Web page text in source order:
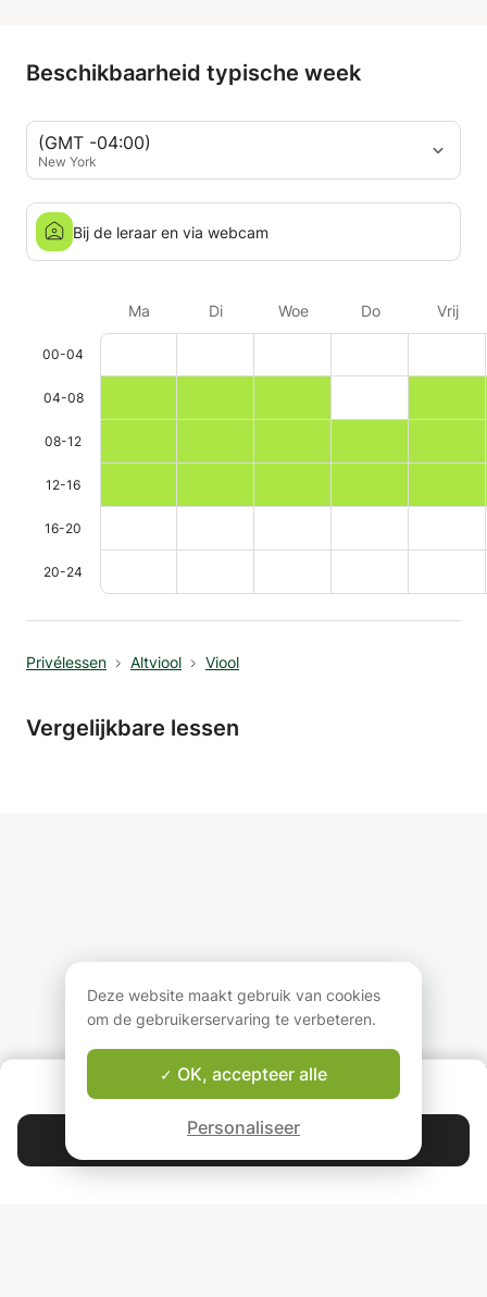
Beschikbaarheid typische week
(GMT -04:00)
New York
Bij de leraar en via webcam
Ma Di Woe Do Vrij
00-04
04-08
08-12
12-16
16-20
20-24
Privélessen Altviool Viool
Vergelijkbare lessen
Good-fit Leraar Garantie
Contacteer Julia
4.9 44 397
Deze website maakt gebruik van cookies
om de gebruikerservaring te verbeteren.
OK, accepteer alle
Personaliseer